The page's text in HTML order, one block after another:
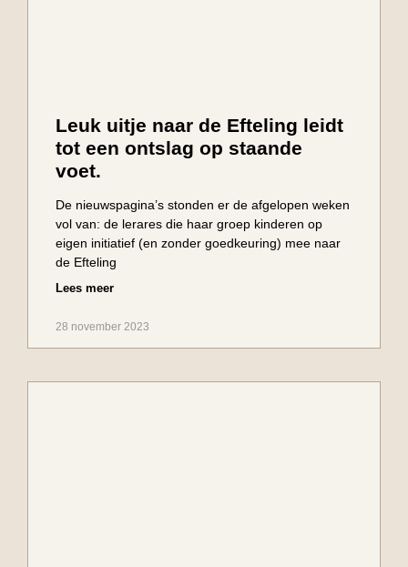
Leuk uitje naar de Efteling leidt
tot een ontslag op staande
voet.
De nieuwspagina’s stonden er de afgelopen weken
vol van: de lerares die haar groep kinderen op
eigen initiatief (en zonder goedkeuring) mee naar
de Efteling
Lees meer
28 november 2023